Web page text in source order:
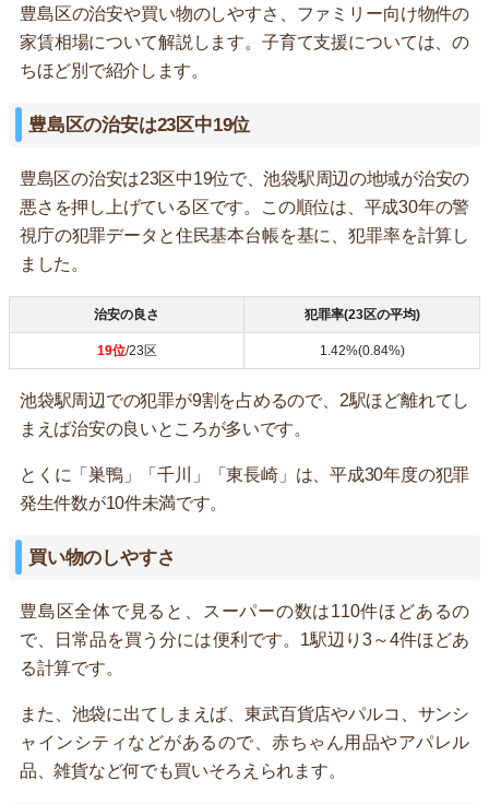
豊島区の治安や買い物のしやすさ、ファミリー向け物件の
家賃相場について解説します。子育て支援については、の
ちほど別で紹介します。
豊島区の治安は23区中19位
豊島区の治安は23区中19位で、池袋駅周辺の地域が治安の
悪さを押し上げている区です。この順位は、平成30年の警
視庁の犯罪データと住民基本台帳を基に、犯罪率を計算し
ました。
治安の良さ 犯罪率(23区の平均)
19位/23区 1.42%(0.84%)
池袋駅周辺での犯罪が9割を占めるので、2駅ほど離れてし
まえば治安の良いところが多いです。
とくに「巣鴨」「千川」「東長崎」は、平成30年度の犯罪
発生件数が10件未満です。
買い物のしやすさ
豊島区全体で見ると、スーパーの数は110件ほどあるの
で、日常品を買う分には便利です。1駅辺り3～4件ほどあ
る計算です。
また、池袋に出てしまえば、東武百貨店やパルコ、サンシ
ャインシティなどがあるので、赤ちゃん用品やアパレル
品、雑貨など何でも買いそろえられます。